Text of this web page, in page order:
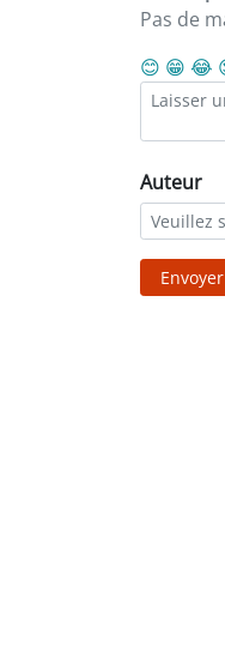
Pas de
😊 😁 😂
Auteur
Envoyer